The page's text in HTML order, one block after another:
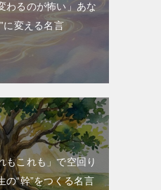
わるのが怖い」あな
に変える名言
もこれも」で空回り
の“幹”をつくる名言